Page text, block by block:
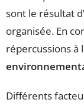
sont le résultat
organisée. En
répercussions à
Différents